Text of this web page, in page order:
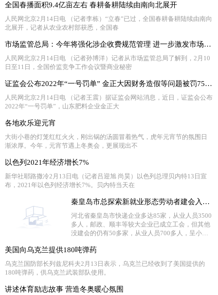
全国春播面积9.4亿亩左右 春耕备耕陆续由南向北展开
人民网北京2月14日电 （记者李栋）“立春”已过，全国春耕备耕陆续由南向
北展开，记者从农业农村部获悉，全国春
市场监管总局：今年将强化涉企收费规范管理 进一步激发市场活力
人民网北京2月14日电 （记者孙博洋）记者从市场监管总局了解到，2月10
日至11日，全国价监竞争工作会议暨商业秘密
证监会公布2022年“一号罚单” 金正大因财务造假等问题被罚755万元
人民网北京2月14日电 （记者王震）据证监会网站消息，近日，证监会公布
2022年“一号罚单”，山东肥料企业金正大
各地欢乐迎元宵
大街小巷的灯笼红红火火，刚出锅的汤圆冒着热气，虎年元宵节的氛围日
渐浓厚。今年，元宵节遇上冬奥会，更展现出不
以色列2021年经济增长7%
新华社耶路撒冷2月13日电（记者吕迎旭 尚昊）以色列总理贝内特13日宣
布，2021年以色列经济增长7%。贝内特当天在
秦皇岛市总探索新就业形态劳动者建会入会新路径
河北省秦皇岛市快递企业多达85家，从业人员3500
多人，邮政、顺丰等较大企业已成立工会，但其他
没建会的仍有50多家，从业人员700多人，呈小型
美国向乌克兰提供180吨弹药
乌克兰国防部长列兹尼科夫2月13日表示，乌克兰已经收到了美国提供的
180吨弹药，供乌克兰武装部队使用。
讲述体育励志故事 营造冬奥暖心氛围